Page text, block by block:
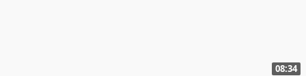
08:34